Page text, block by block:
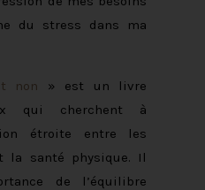
du stress dans ma
non » est un livre
qui cherchent à
étroite entre les
la santé physique. Il
de l’équilibre